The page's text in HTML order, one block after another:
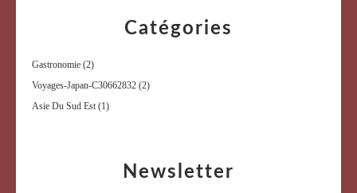
Newsletter
Catégories
Gastronomie (2)
Voyages-Japan-C30662832 (2)
Asie Du Sud Est (1)